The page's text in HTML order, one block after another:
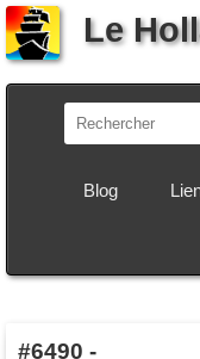
Le
Blog
#6490 -